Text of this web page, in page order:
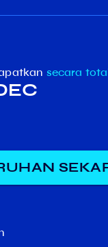
secara